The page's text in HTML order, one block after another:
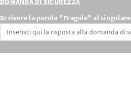
Scrivere la parola "Fragole" al singolare